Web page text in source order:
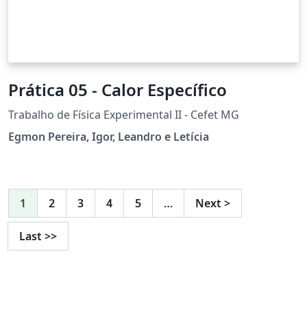
Prática 05 - Calor Específico
Trabalho de Física Experimental II - Cefet MG
Egmon Pereira, Igor, Leandro e Letícia
1 2 3 4 5 … Next >
Last >>